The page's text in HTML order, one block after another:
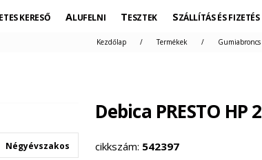
KERESŐ ALUFELNI TESZTEK SZÁLLÍTÁS ÉS FIZETÉS
Négyévszakos
Kezdőlap Termékek Gumiabroncs
Debica PRESTO HP 2
cikkszám: 542397